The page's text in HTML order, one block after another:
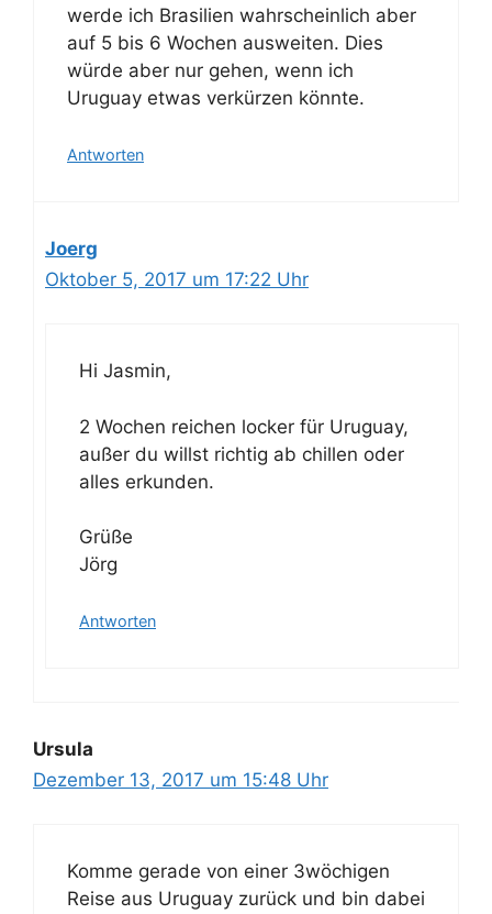
werde ich Brasilien wahrscheinlich aber
auf 5 bis 6 Wochen ausweiten. Dies
würde aber nur gehen, wenn ich
Uruguay etwas verkürzen könnte.
Antworten
Joerg
Oktober 5, 2017 um 17:22 Uhr
Hi Jasmin,
2 Wochen reichen locker für Uruguay,
außer du willst richtig ab chillen oder
alles erkunden.
Grüße
Jörg
Antworten
Ursula
Dezember 13, 2017 um 15:48 Uhr
Komme gerade von einer 3wöchigen
Reise aus Uruguay zurück und bin dabei